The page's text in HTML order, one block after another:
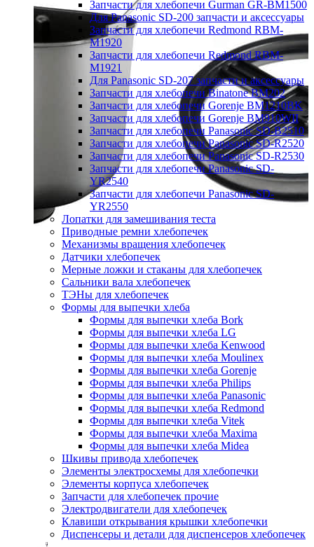
Запчасти для хлебопечи Gurman GR-BM1500
Для Panasonic SD-200 запчасти и аксессуары
Запчасти для хлебопечи Redmond RBM-
M1920
Запчасти для хлебопечи Redmond RBM-
M1921
Для Panasonic SD-207 запчасти и аксессуары
Запчасти для хлебопечи Binatone BM202
Запчасти для хлебопечи Gorenje BM1210BK
Запчасти для хлебопечи Gorenje BM910WII
Запчасти для хлебопечи Panasonic SD-B2510
Запчасти для хлебопечи Panasonic SD-R2520
Запчасти для хлебопечи Panasonic SD-R2530
Запчасти для хлебопечи Panasonic SD-
YR2540
Запчасти для хлебопечи Panasonic SD-
YR2550
Лопатки для замешивания теста
Приводные ремни хлебопечек
Механизмы вращения хлебопечек
Датчики хлебопечек
Мерные ложки и стаканы для хлебопечек
Сальники вала хлебопечек
ТЭНы для хлебопечек
Формы для выпечки хлеба
Формы для выпечки хлеба Bork
Формы для выпечки хлеба LG
Формы для выпечки хлеба Kenwood
Формы для выпечки хлеба Moulinex
Формы для выпечки хлеба Gorenje
Формы для выпечки хлеба Philips
Формы для выпечки хлеба Panasonic
Формы для выпечки хлеба Redmond
Формы для выпечки хлеба Vitek
Формы для выпечки хлеба Maxima
Формы для выпечки хлеба Midea
Шкивы привода хлебопечек
Элементы электросхемы для хлебопечки
Элементы корпуса хлебопечек
Запчасти для хлебопечек прочие
Электродвигатели для хлебопечек
Клавиши открывания крышки хлебопечки
Диспенсеры и детали для диспенсеров хлебопечек